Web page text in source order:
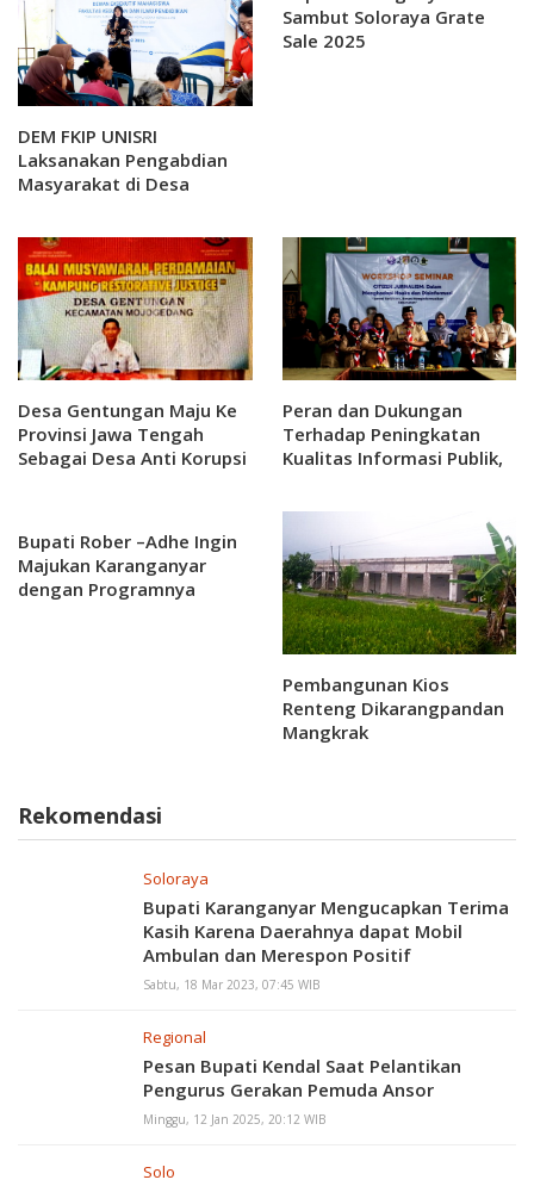
DEM FKIP UNISRI
Laksanakan Pengabdian
Masyarakat di Desa
Sambut Soloraya Grate
Sale 2025
Desa Gentungan Maju Ke
Provinsi Jawa Tengah
Sebagai Desa Anti Korupsi
Peran dan Dukungan
Terhadap Peningkatan
Kualitas Informasi Publik,
Menggelar Workshop
Citizen Jurnalism
Bupati Rober –Adhe Ingin
Majukan Karanganyar
dengan Programnya
Pembangunan Kios
Renteng Dikarangpandan
Mangkrak
Rekomendasi
Soloraya
Bupati Karanganyar Mengucapkan Terima
Kasih Karena Daerahnya dapat Mobil
Ambulan dan Merespon Positif
Sabtu, 18 Mar 2023, 07:45 WIB
Regional
Pesan Bupati Kendal Saat Pelantikan
Pengurus Gerakan Pemuda Ansor
Minggu, 12 Jan 2025, 20:12 WIB
Solo